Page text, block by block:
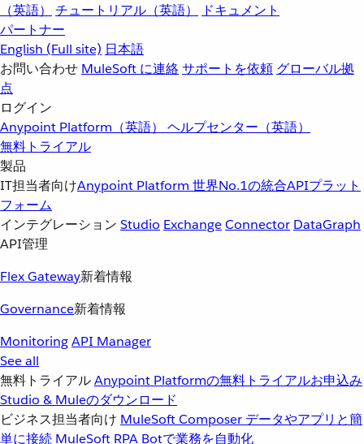
（英語）
チュートリアル（英語）
ドキュメント
パートナー
English (Full site) 日本語
お問い合わせ MuleSoft に連絡サポートを依頼 グローバル拠
点
ログイン
Anypoint Platform（英語） ヘルプセンター（英語）
無料トライアル
製品
IT担当者向けAnypoint Platform 世界No.1の統合APIプラット
フォーム
インテグレーション Studio ExchangeConnector DataGraph
API管理
Flex Gateway新着情報
Governance新着情報
MonitoringAPI Manager
See all
無料トライアルAnypoint Platformの無料トライアルお申込み
Studio & Muleのダウンロード
ビジネス担当者向け MuleSoft Composer データやアプリと簡
単に接続 MuleSoft RPA Botで業務を自動化